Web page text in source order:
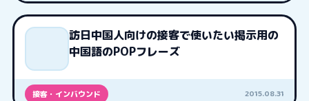
訪日中国人向けの接客で使いたい掲示用の
中国語のPOPフレーズ
接客・インバウンド 2015.08.31